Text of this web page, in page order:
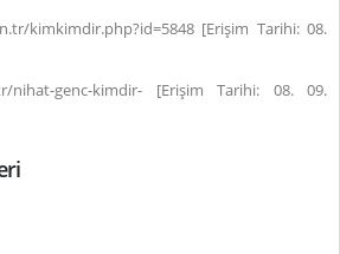
kimkimdir.php?id=5848 [Erişim Tarihi: 08.
nihat-genc-kimdir- [Erişim Tarihi: 08. 09.